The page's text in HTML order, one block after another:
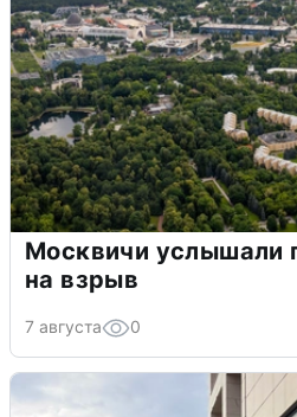
Москвичи услышали
на взрыв
7 августа 0